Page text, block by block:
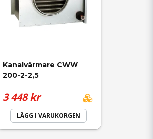
Kanalvärmare CWW
200-2-2,5
3 448 kr
LÄGG I VARUKORGEN